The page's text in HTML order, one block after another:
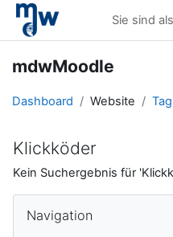
Zum Hauptinhalt
Sie sind
mdwMoodle
Dashboard Website
Klickköder
Kein Suchergebnis für
Blöcke
Navigation